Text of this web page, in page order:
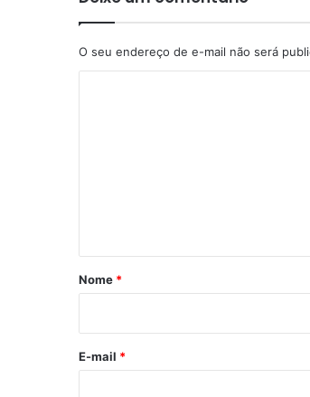
O seu endereço de e-mail não será
r
*
Nome *
E-mail *